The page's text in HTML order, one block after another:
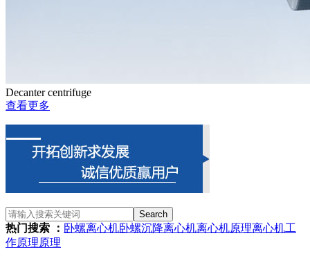
Decanter centrifuge
查看更多
Search
热门搜索 ： 卧螺离心机卧螺沉降离心机离心机原理离心机工
作原理原理